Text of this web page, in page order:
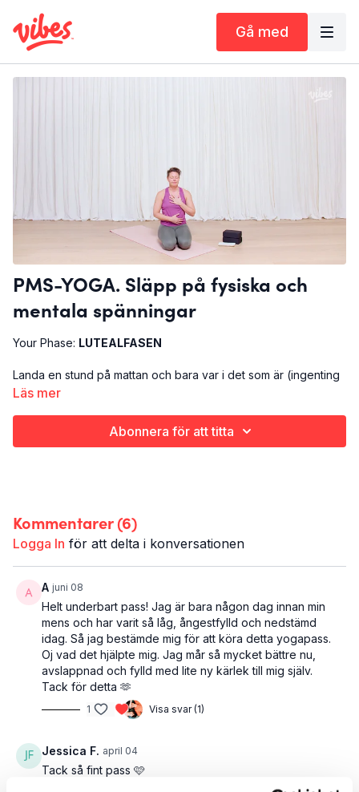
Gå med
PMS-YOGA. Släpp på fysiska och
mentala spänningar
Your Phase: LUTEALFASEN
Landa en stund på mattan och bara var i det som är (ingenting
varar för evigt). Låt känslorna passera - och hjälp dem att flöda
stärkande krigarvarianter och stretchande positioner som
Det här är PMS-YOGA:
Hela kroppen
47 minuter
Du behöver: yogablock eller kudde att lägga under ryggen
i halvbrygga med stöd
Det här passet ingår i In Your Phase - träning anpassat för
menscykelns olika faser.
Läs mer
Abonnera för att titta
Kommentarer (6)
Logga In för att delta i konversationen
A juni 08
Helt underbart pass! Jag är bara någon dag innan min
mens och har varit så låg, ångestfylld och nedstämd
idag. Så jag bestämde mig för att köra detta yogapass.
Oj vad det hjälpte mig. Jag mår så mycket bättre nu,
avslappnad och fylld med lite ny kärlek till mig själv.
Tack för detta 🫶
1 Visa svar (1)
Jessica F. april 04
Tack så fint pass 🩷